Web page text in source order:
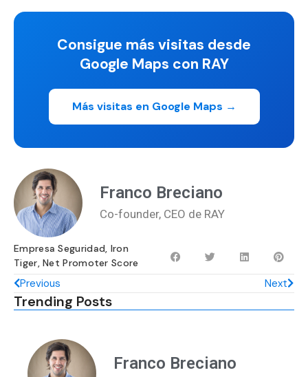
Consigue más visitas desde
Google Maps con RAY
Más visitas en Google Maps →
Franco Breciano
Co-founder, CEO de RAY
Empresa Seguridad, Iron
Tiger,Net Promoter Score
Previous Next
Trending Posts
Franco Breciano